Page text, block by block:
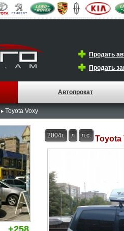
Продать
Продать
Автопрокат
Toyota Voxy
+258
2004г. л л.с. Toyota